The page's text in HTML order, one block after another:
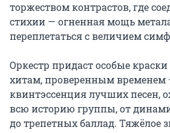
торжеством контрастов, где
стихии — огненная мощь
переплетаться с величием
Оркестр придаст особые
хитам, проверенным временем
квинтэссенция лучших песен,
всю историю группы, от
до трепетных баллад. Тяжёлое